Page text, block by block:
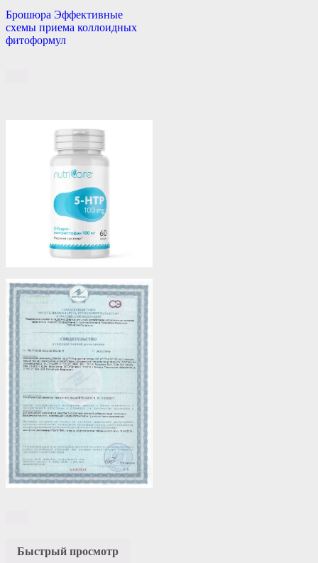
Брошюра Эффективные
схемы приема коллоидных
фитоформул
Быстрый просмотр